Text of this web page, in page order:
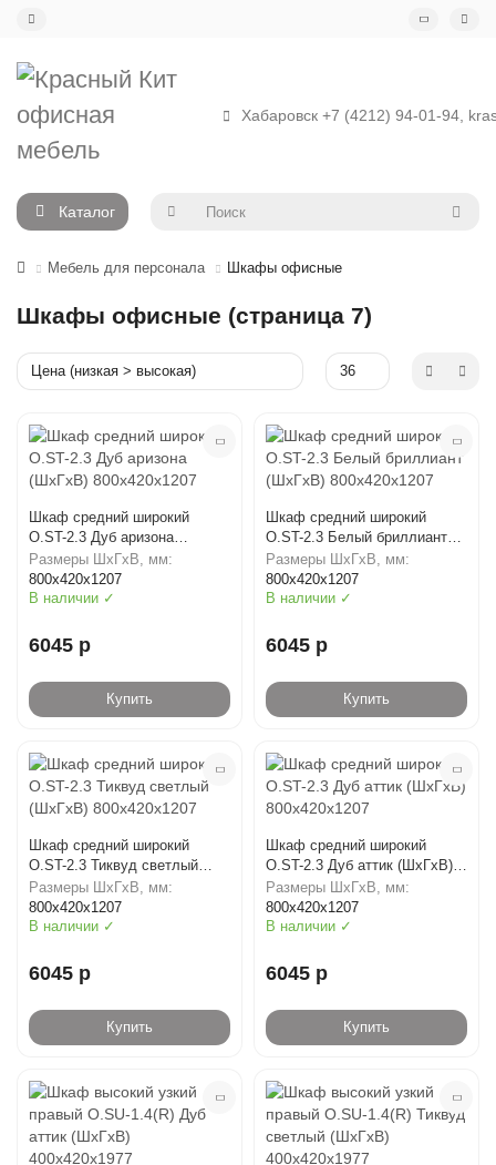
Хабаровск +7 (4212) 94-01-94,
Каталог
Мебель для персонала Шкафы офисные
Шкафы офисные (страница 7)
Шкаф средний широкий
O.ST-2.3 Дуб аризона
(ШхГхВ) 800х420х1207
Размеры ШхГхВ, мм:
800х420х1207
В наличии ✓
6045 р
Купить
Шкаф средний широкий
O.ST-2.3 Белый бриллиант
(ШхГхВ) 800х420х1207
Размеры ШхГхВ, мм:
800х420х1207
В наличии ✓
6045 р
Купить
Шкаф средний широкий
O.ST-2.3 Тиквуд светлый
(ШхГхВ) 800х420х1207
Размеры ШхГхВ, мм:
800х420х1207
В наличии ✓
6045 р
Купить
Шкаф средний широкий
O.ST-2.3 Дуб аттик (ШхГхВ)
800х420х1207
Размеры ШхГхВ, мм:
800х420х1207
В наличии ✓
6045 р
Купить